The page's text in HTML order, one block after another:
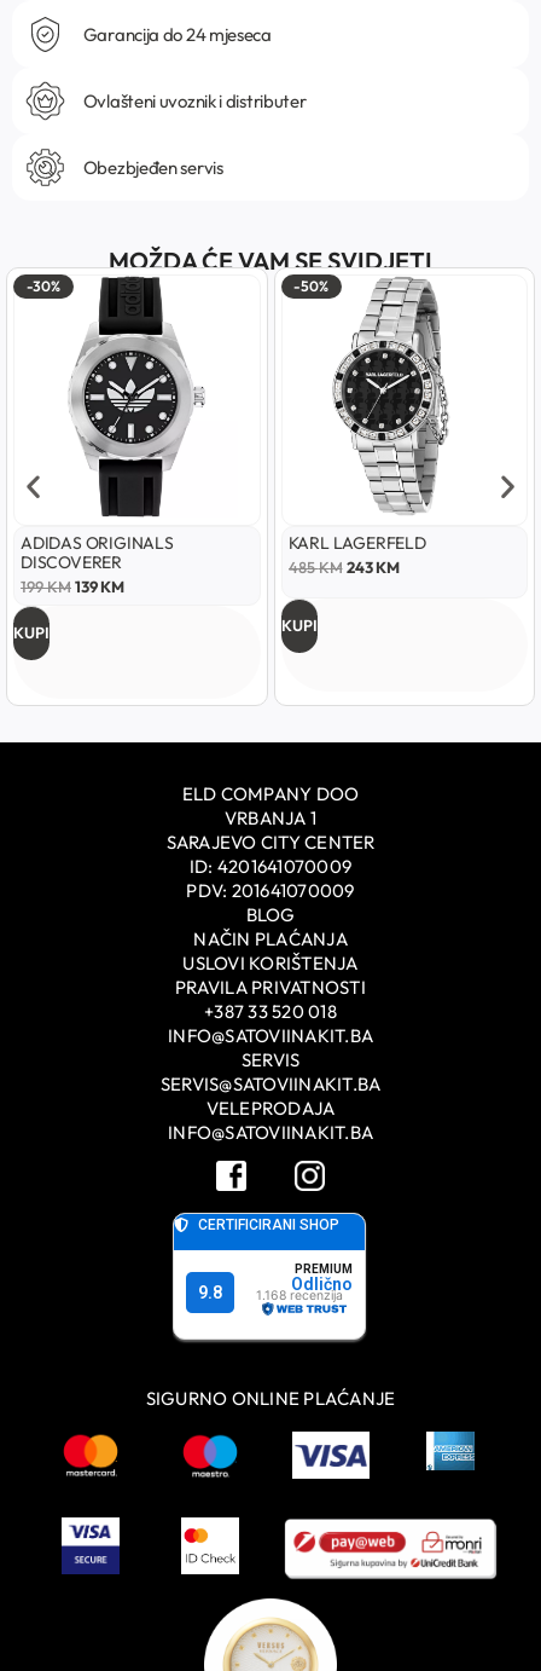
Garancija do 24 mjeseca
Ovlašteni uvoznik i distributer
Obezbjeđen servis
MOŽDA ĆE VAM SE SVIDJETI
-30%
ADIDAS ORIGINALS
DISCOVERER
199KM139KM
KUPI
-50%
KARL LAGERFELD
485KM 243KM
KUPI
ELD COMPANY DOO
VRBANJA 1
SARAJEVO CITY CENTER
ID: 4201641070009
PDV: 201641070009
BLOG
NAČIN PLAĆANJA
USLOVI KORIŠTENJA
PRAVILA PRIVATNOSTI
+387 33 520 018
INFO@SATOVIINAKIT.BA
SERVIS
SERVIS@SATOVIINAKIT.BA
VELEPRODAJA
INFO@SATOVIINAKIT.BA
SIGURNO ONLINE PLAĆANJE